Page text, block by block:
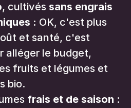
, cultivés sans engrais
: OK, c'est plus
et santé, c'est
alléger le budget,
fruits et légumes et
bio.
frais et de saison :